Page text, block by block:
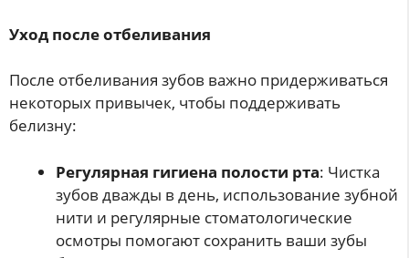
Уход после отбеливания
После отбеливания зубов важно придерживаться
некоторых привычек, чтобы поддерживать
белизну:
Регулярная гигиена полости рта: Чистка
зубов дважды в день, использование зубной
нити и регулярные стоматологические
осмотры помогают сохранить ваши зубы